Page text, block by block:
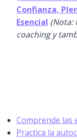
Confianza,
Esencial (Nota:
coaching y
Comprende las
Practica la